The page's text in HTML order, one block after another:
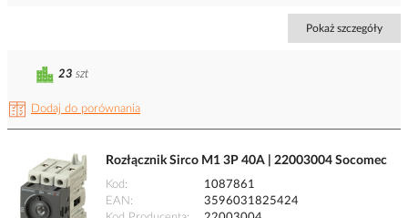
Pokaż szczegóły
Dodaj do porównania
23 szt
Rozłącznik Sirco M1 3P 40A | 22003004 Socomec
Kod
1087861
EAN
3596031825424